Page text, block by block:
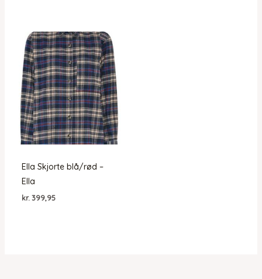
kr. 499,95.kr. 349,96.
Ella Skjorte blå/rød –
Ella
kr. 399,95